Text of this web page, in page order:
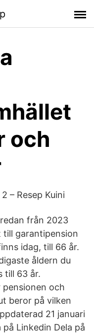
och
– Resep Kuini
från 2023
garantipension
idag, till 66 år.
åldern du
till 63 år.
pensionen och
beror på vilken
21 januari
på Linkedin Dela på